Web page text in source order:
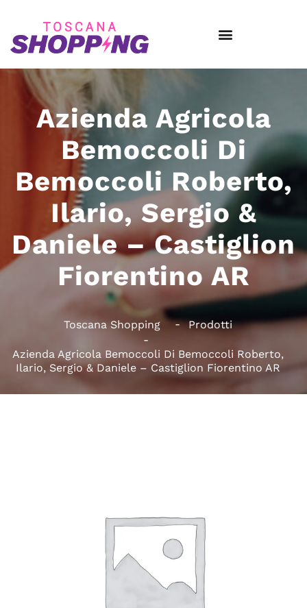
Azienda Agricola
Bemoccoli Di
Bemoccoli Roberto,
Ilario, Sergio &
Daniele – Castiglion
Fiorentino AR
Toscana Shopping Prodotti
Azienda Agricola Bemoccoli Di Bemoccoli Roberto,
Ilario, Sergio & Daniele – Castiglion Fiorentino AR